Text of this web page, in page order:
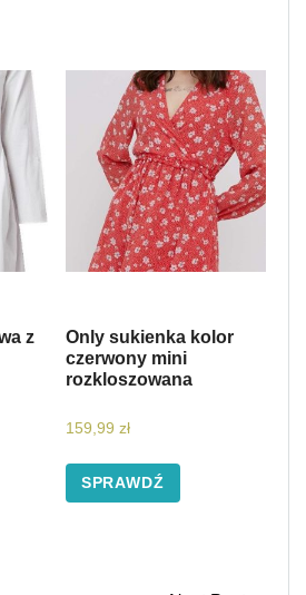
z
Only sukienka kolor
czerwony mini
rozkloszowana
159,99 zł
SPRAWDŹ